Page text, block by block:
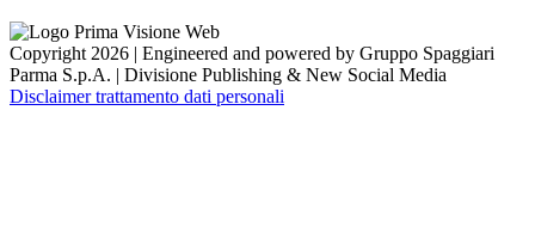
Copyright 2026 | Engineered and powered by Gruppo Spaggiari
Parma S.p.A. | Divisione Publishing & New Social Media
Disclaimer trattamento dati personali